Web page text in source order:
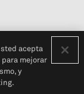
acepta
mejorar
y